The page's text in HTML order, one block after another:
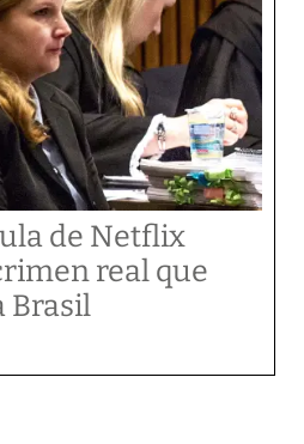
de Netflix
real que
Brasil